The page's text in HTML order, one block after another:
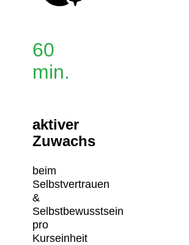
60
min.
aktiver
Zuwachs
beim
Selbstvertrauen
&
Selbstbewusstsein
pro
Kurseinheit